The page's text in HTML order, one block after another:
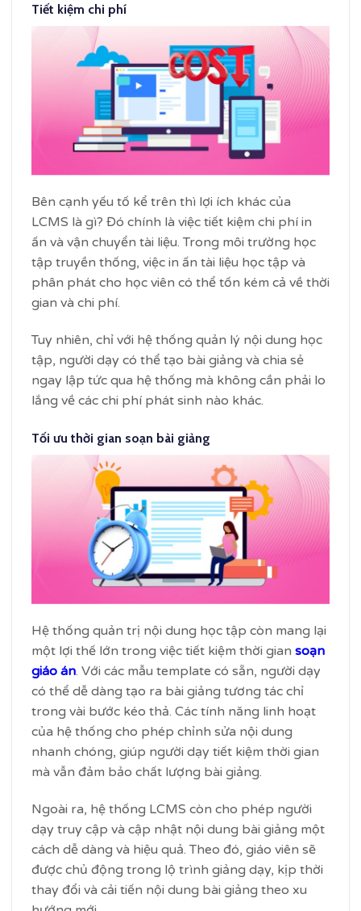
Tiết kiệm chi phí
Bên cạnh yếu tố kể trên thì lợi ích khác của
LCMS là gì? Đó chính là việc tiết kiệm chi phí in
ấn và vận chuyển tài liệu. Trong môi trường học
tập truyền thống, việc in ấn tài liệu học tập và
phân phát cho học viên có thể tốn kém cả về thời
gian và chi phí.
Tuy nhiên, chỉ với hệ thống quản lý nội dung học
tập, người dạy có thể tạo bài giảng và chia sẻ
ngay lập tức qua hệ thống mà không cần phải lo
lắng về các chi phí phát sinh nào khác.
Tối ưu thời gian soạn bài giảng
Hệ thống quản trị nội dung học tập còn mang lại
một lợi thế lớn trong việc tiết kiệm thời gian soạn
giáo án. Với các mẫu template có sẵn, người dạy
có thể dễ dàng tạo ra bài giảng tương tác chỉ
trong vài bước kéo thả. Các tính năng linh hoạt
của hệ thống cho phép chỉnh sửa nội dung
nhanh chóng, giúp người dạy tiết kiệm thời gian
mà vẫn đảm bảo chất lượng bài giảng.
Ngoài ra, hệ thống LCMS còn cho phép người
dạy truy cập và cập nhật nội dung bài giảng một
cách dễ dàng và hiệu quả. Theo đó, giáo viên sẽ
được chủ động trong lộ trình giảng dạy, kịp thời
thay đổi và cải tiến nội dung bài giảng theo xu